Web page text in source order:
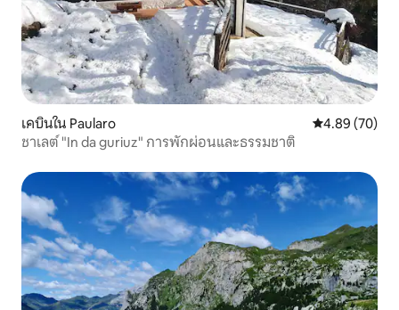
เคบินใน Paularo คะแนนเฉลี่ย
4.89 (70)
ชาเลต์ "In da guriuz" การพักผ่อนและธรรมชาติ